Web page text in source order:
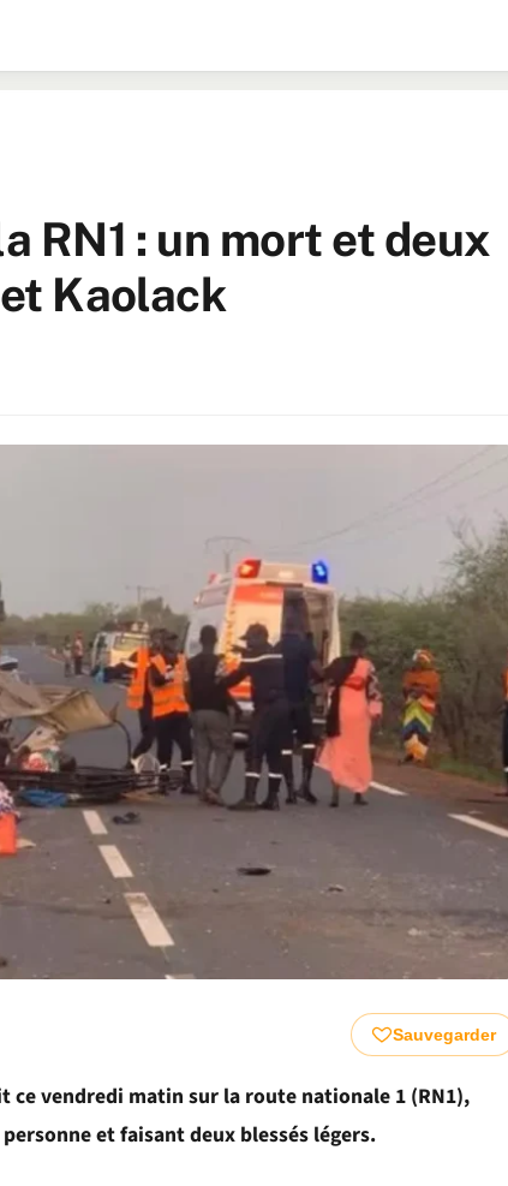
RN1 : un mort et deux
Kaolack
Sauvegarder
ce vendredi matin sur la route nationale 1 (RN1),
et faisant deux blessés légers.